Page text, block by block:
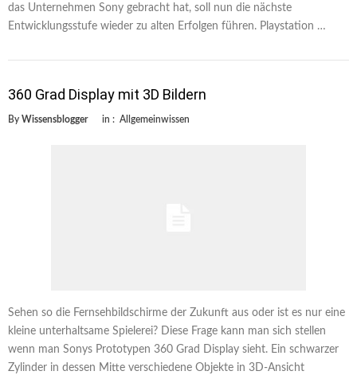
das Unternehmen Sony gebracht hat, soll nun die nächste
Entwicklungsstufe wieder zu alten Erfolgen führen. Playstation …
360 Grad Display mit 3D Bildern
By Wissensblogger in : Allgemeinwissen
Sehen so die Fernsehbildschirme der Zukunft aus oder ist es nur eine
kleine unterhaltsame Spielerei? Diese Frage kann man sich stellen
wenn man Sonys Prototypen 360 Grad Display sieht. Ein schwarzer
Zylinder in dessen Mitte verschiedene Objekte in 3D-Ansicht